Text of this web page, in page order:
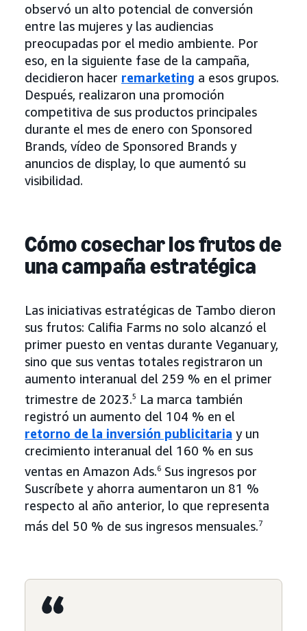
observó un alto potencial de conversión
entre las mujeres y las audiencias
preocupadas por el medio ambiente. Por
eso, en la siguiente fase de la campaña,
decidieron hacer remarketing a esos grupos.
Después, realizaron una promoción
competitiva de sus productos principales
durante el mes de enero con Sponsored
Brands, vídeo de Sponsored Brands y
anuncios de display, lo que aumentó su
visibilidad.
Cómo cosechar los frutos de
una campaña estratégica
Las iniciativas estratégicas de Tambo dieron
sus frutos: Califia Farms no solo alcanzó el
primer puesto en ventas durante Veganuary,
sino que sus ventas totales registraron un
aumento interanual del 259 % en el primer
trimestre de 2023.5
La marca también
registró un aumento del 104 % en el
retorno de la inversión publicitaria y un
crecimiento interanual del 160 % en sus
ventas en Amazon Ads.6 Sus ingresos por
Suscríbete y ahorra aumentaron un 81 %
respecto al año anterior, lo que representa
más del 50 % de sus ingresos mensuales.7